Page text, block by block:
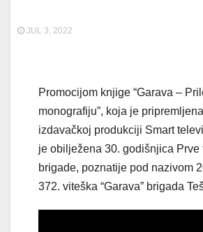
JUL 3, 2022
Promocijom knjige “Garava –
monografiju”, koja je
izdavačkoj produkciji Smart
je obilježena 30. godišnjica Prve
brigade, poznatije pod nazivom
372. viteška “Garava” brigada